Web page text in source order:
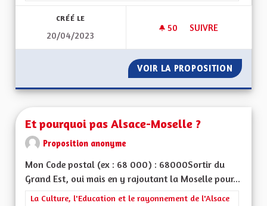
CRÉÉ LE
20/04/2023
50 50 ABONNÉS
SUIVRE
VOIR LA PROPOSITION UNE
Et pourquoi pas Alsace-Moselle ?
Proposition anonyme
Mon Code postal (ex : 68 000) : 68000Sortir du
Grand Est, oui mais en y rajoutant la Moselle pour...
Filtrer les résultats de la catégorie : La Culture, l'Education et
La Culture, l'Education et le rayonnement de l'Alsace